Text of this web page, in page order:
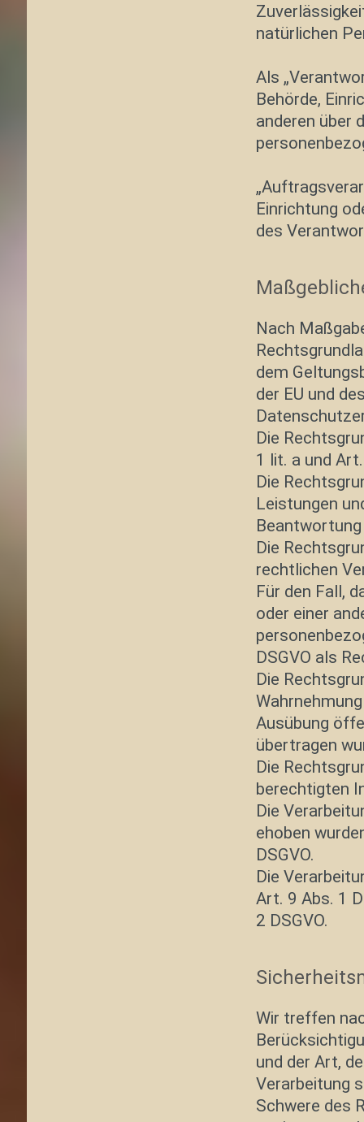
natürlichen
Als
Behörde,
anderen über
Einrichtung
des
Nach
dem
der EU und
Die
1 lit. a und
Die
Leistungen
Die
rechtlichen
Für den Fall,
oder einer
DSGVO als
Die
Ausübung
übertragen
Die
berechtigten
Die
ehoben
DSGVO.
Die
Art. 9 Abs. 1
2 DSGVO.
Wir treffen
und der Art,
Verarbeitung
Schwere des